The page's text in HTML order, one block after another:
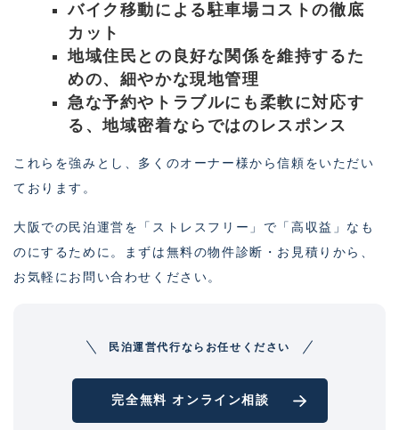
バイク移動による駐車場コストの徹底
カット
地域住民との良好な関係を維持するた
めの、細やかな現地管理
急な予約やトラブルにも柔軟に対応す
る、地域密着ならではのレスポンス
これらを強みとし、多くのオーナー様から信頼をいただい
ております。
大阪での民泊運営を「ストレスフリー」で「高収益」なも
のにするために。まずは無料の物件診断・お見積りから、
お気軽にお問い合わせください。
民泊運営代行ならお任せください
完全無料 オンライン相談